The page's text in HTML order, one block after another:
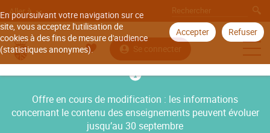
En poursuivant votre navigation sur ce
site, vous acceptez l'utilisation de
cookies à des fins de mesure d'audience
(statistiques anonymes).
Accepter Refuser
Aller à
Se connecter
Offre en cours de modification : les informations
concernant le contenu des enseignements peuvent évoluer
jusqu’au 30 septembre